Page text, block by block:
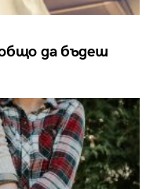
да бъдеш